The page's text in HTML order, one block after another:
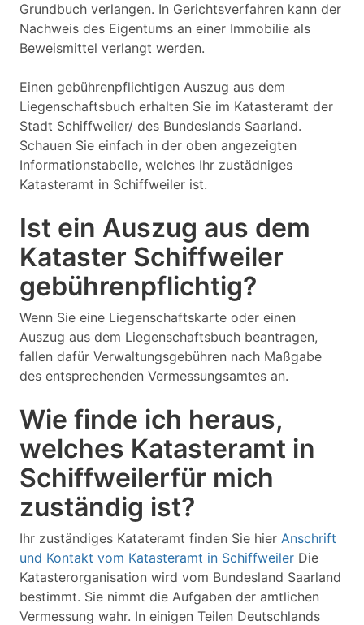
Grundbuch verlangen. In Gerichtsverfahren kann der
Nachweis des Eigentums an einer Immobilie als
Beweismittel verlangt werden.
Einen gebührenpflichtigen Auszug aus dem
Liegenschaftsbuch erhalten Sie im Katasteramt der
Stadt Schiffweiler/ des Bundeslands Saarland.
Schauen Sie einfach in der oben angezeigten
Informationstabelle, welches Ihr zustädniges
Katasteramt in Schiffweiler ist.
Ist ein Auszug aus dem
Kataster Schiffweiler
gebührenpflichtig?
Wenn Sie eine Liegenschaftskarte oder einen
Auszug aus dem Liegenschaftsbuch beantragen,
fallen dafür Verwaltungsgebühren nach Maßgabe
des entsprechenden Vermessungsamtes an.
Wie finde ich heraus,
welches Katasteramt in
Schiffweilerfür mich
zuständig ist?
Ihr zuständiges Katateramt finden Sie hier Anschrift
und Kontakt vom Katasteramt in Schiffweiler Die
Katasterorganisation wird vom Bundesland Saarland
bestimmt. Sie nimmt die Aufgaben der amtlichen
Vermessung wahr. In einigen Teilen Deutschlands